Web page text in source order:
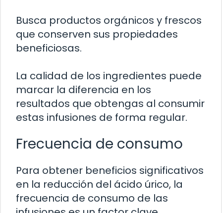
Busca productos orgánicos y frescos
que conserven sus propiedades
beneficiosas.
La calidad de los ingredientes puede
marcar la diferencia en los
resultados que obtengas al consumir
estas infusiones de forma regular.
Frecuencia de consumo
Para obtener beneficios significativos
en la reducción del ácido úrico, la
frecuencia de consumo de las